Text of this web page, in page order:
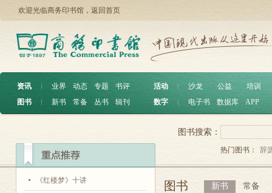
欢迎光临商务印书馆， 返回首页
资讯 ︱ 业界 动态 专题
书评
图书
︱ 新书 常备 丛书 辑刊
活动 沙龙 公益
培训
数字
电子书 数据库 APP
《红楼梦》十讲
图书搜索：
热门图书： 辞
图书 新书 常备